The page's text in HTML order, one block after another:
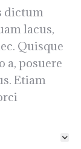
dictum
lacus,
Quisque
a, posuere
Etiam